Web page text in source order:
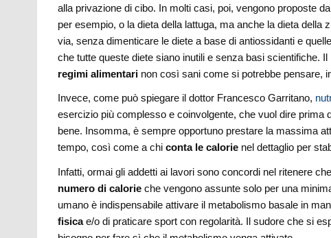
alla privazione di cibo. In molti casi, poi, vengono proposte
per esempio, o la dieta della lattuga, ma anche la dieta
via, senza dimenticare le diete a base di antiossidanti e
che tutte queste diete siano inutili e senza basi scientifiche.
regimi alimentari non così sani come si potrebbe pensare,
Invece, come può spiegare il dottor Francesco Garritano,
esercizio più complesso e coinvolgente, che vuol dire prima
bene. Insomma, è sempre opportuno prestare la massima
tempo, così come a chiconta le calorie nel dettaglio per
Infatti, ormai gli addetti ai lavori sono concordi nel ritenere
numero di calorie che vengono assunte solo per una
umano è indispensabile attivare il metabolismo basale in
fisicae/o di praticare sport con regolarità. Il sudore che si